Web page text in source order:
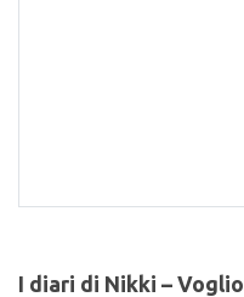
I diari di Nikki – Voglio